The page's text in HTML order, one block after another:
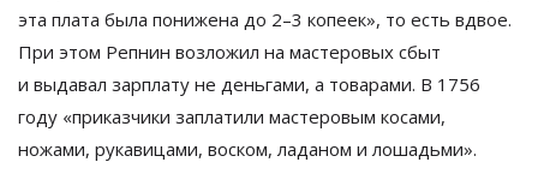
эта плата была понижена до 2–3 копеек», то есть вдвое.
При этом Репнин возложил на мастеровых сбыт
и выдавал зарплату не деньгами, а товарами. В 1756
году «приказчики заплатили мастеровым косами,
ножами, рукавицами, воском, ладаном и лошадьми».